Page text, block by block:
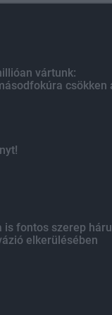
vártunk:
csökken
is fontos szerep
elkerülésében